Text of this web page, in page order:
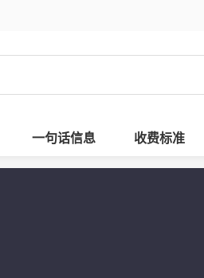
一句话信息 收费标准